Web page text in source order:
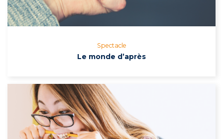
Spectacle
Le monde d’après